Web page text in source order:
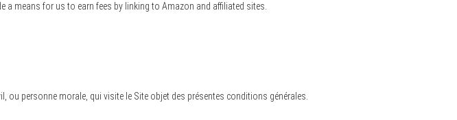
means for us to earn fees by linking to Amazon and affiliated sites.
personne morale, qui visite le Site objet des présentes conditions générales.